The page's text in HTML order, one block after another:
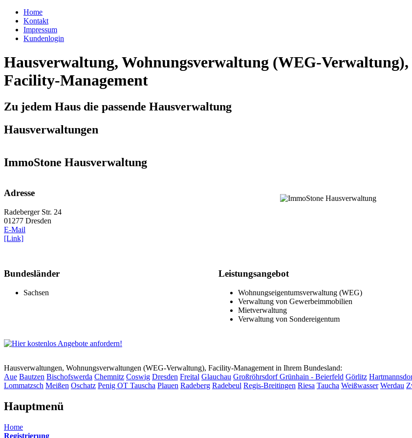
Home
Kontakt
Impressum
Kundenlogin
Hausverwaltung, Wohnungsverwaltung (WEG-
Facility-Management
Zu jedem Haus die passende Hausverwaltung
Hausverwaltungen
ImmoStone Hausverwaltung
Adresse
Radeberger Str. 24
01277 Dresden
E-Mail
[Link]
Bundesländer
Sachsen
Leistungsangebot
Wohnungseigentumsverwaltung (WEG)
Verwaltung von Gewerbeimmobilien
Mietverwaltung
Verwaltung von Sondereigentum
Hausverwaltungen, Wohnungsverwaltungen (WEG-Verwaltung), Facility-Management in Ihrem Bundesland:
Aue Bautzen Bischofswerda Chemnitz Coswig Dresden Freital Glauchau GroßröhrsdorfGrünhain - Beierfeld Görlitz
Lommatzsch Meißen Oschatz Penig OT Tauscha Plauen Radeberg Radebeul Regis-Breitingen Riesa Taucha Weißwasser Werdau
Hauptmenü
Home
Registrierung